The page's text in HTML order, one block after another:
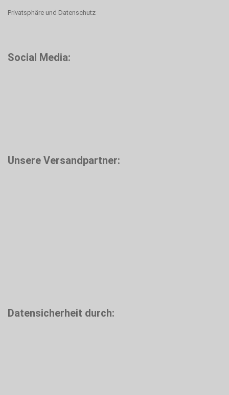
Privatsphäre und Datenschutz
Social Media:
Unsere Versandpartner:
Datensicherheit durch: